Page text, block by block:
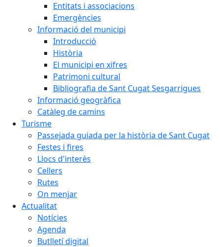
Entitats i associacions
Emergències
Informació del municipi
Introducció
Història
El municipi en xifres
Patrimoni cultural
Bibliografia de Sant Cugat Sesgarrigues
Informació geogràfica
Catàleg de camins
Turisme
Passejada guiada per la història de Sant Cugat
Festes i fires
Llocs d'interès
Cellers
Rutes
On menjar
Actualitat
Notícies
Agenda
Butlletí digital